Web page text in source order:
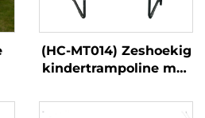
(HC-MT014) Zeshoekig
kindertrampoline met